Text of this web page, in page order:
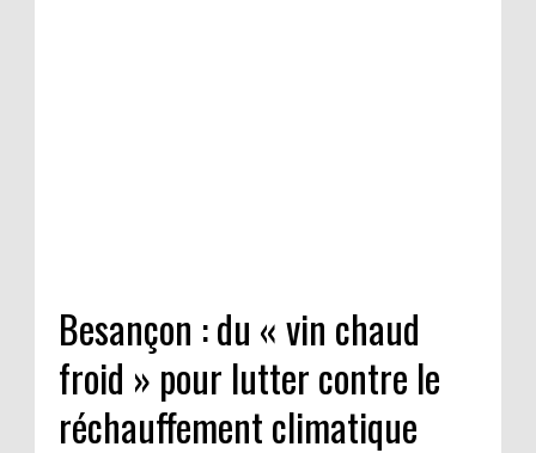
Besançon : du « vin chaud
froid » pour lutter contre le
réchauffement climatique